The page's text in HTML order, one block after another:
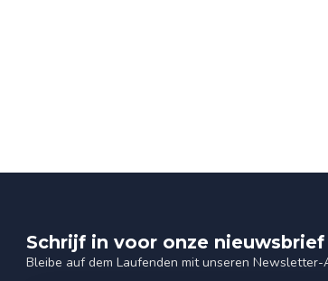
Schrijf in voor onze nieuwsbrief
Bleibe auf dem Laufenden mit unseren Newsletter-